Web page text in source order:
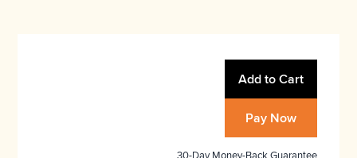
Add to Cart
Pay Now